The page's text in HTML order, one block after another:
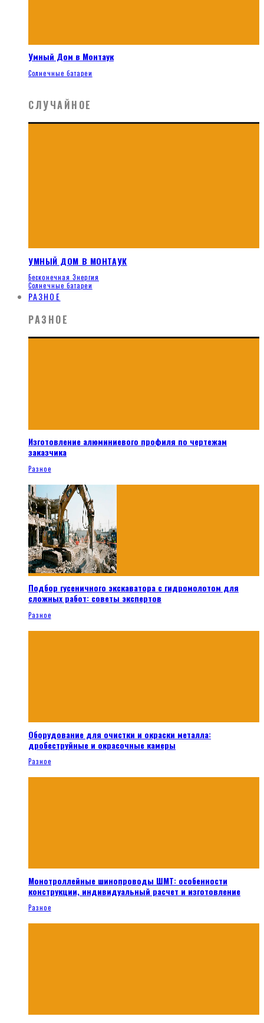
Умный Дом в Монтаук
Солнечные батареи
СЛУЧАЙНОЕ
УМНЫЙ ДОМ В МОНТАУК
Бесконечная Энергия
Солнечные батареи
РАЗНОЕ
РАЗНОЕ
Изготовление алюминиевого профиля по чертежам
заказчика
Разное
Подбор гусеничного экскаватора с гидромолотом для
сложных работ: советы экспертов
Разное
Оборудование для очистки и окраски металла:
дробеструйные и окрасочные камеры
Разное
Монотроллейные шинопроводы ШМТ: особенности
конструкции, индивидуальный расчет и изготовление
Разное